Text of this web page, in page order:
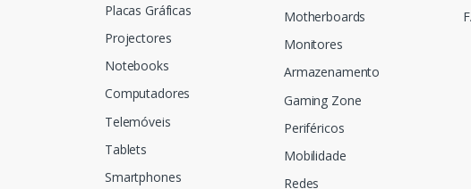
Placas Gráficas
Projectores
Notebooks
Computadores
Telemóveis
Tablets
Smartphones
Motherboards
Monitores
Armazenamento
Gaming Zone
Periféricos
Mobilidade
Redes